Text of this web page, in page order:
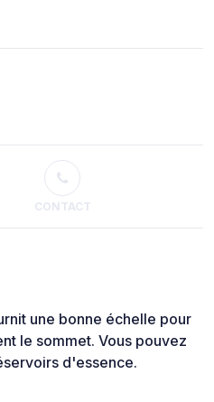
CONTACT
une bonne échelle pour
le sommet. Vous pouvez
d'essence.